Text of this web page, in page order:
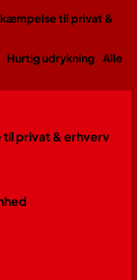
til privat &
Hurtig udrykning Alle
privat & erhverv